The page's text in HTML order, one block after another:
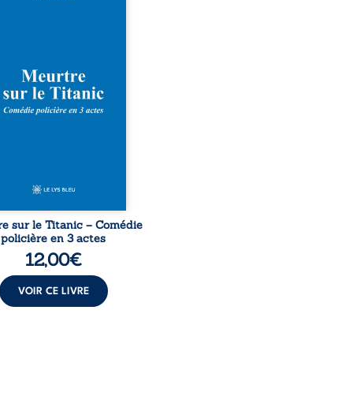
de l’Atlantique.
décennies plus tard, la
de l’épave fait
un secret que l’on
sur le Titanic – Comédie
policière en 3 actes
12,00€
VOIR CE LIVRE